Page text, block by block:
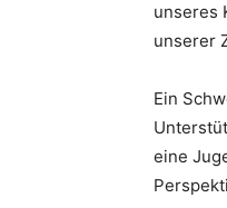
unseres
unserer
Ein
eine